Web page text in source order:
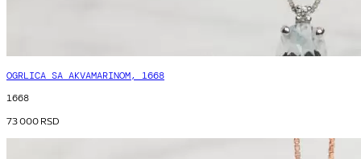
OGRLICA SA AKVAMARINOM, 1668
1668
73 000RSD